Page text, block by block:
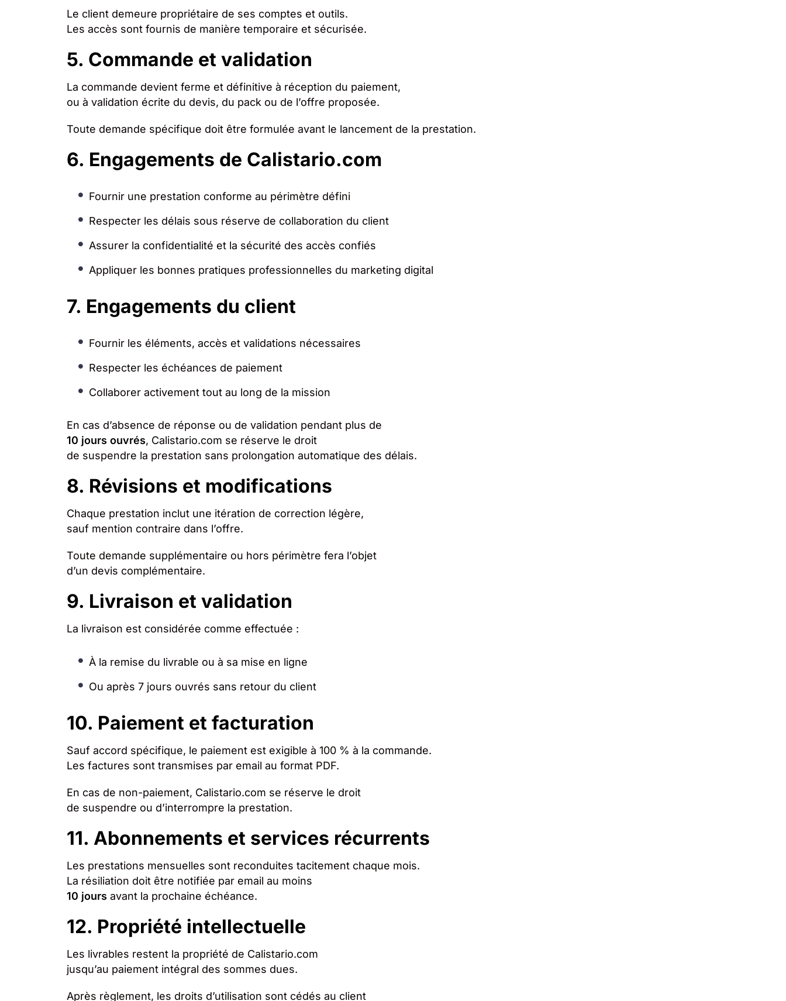
Le client demeure propriétaire de ses comptes et outils.
Les accès sont fournis de manière temporaire et sécurisée.
5. Commande et validation
La commande devient ferme et définitive à réception du paiement,
ou à validation écrite du devis, du pack ou de l’offre proposée.
Toute demande spécifique doit être formulée avant le lancement de la prestation.
6. Engagements de Calistario.com
Fournir une prestation conforme au périmètre défini
Respecter les délais sous réserve de collaboration du client
Assurer la confidentialité et la sécurité des accès confiés
Appliquer les bonnes pratiques professionnelles du marketing digital
7. Engagements du client
Fournir les éléments, accès et validations nécessaires
Respecter les échéances de paiement
Collaborer activement tout au long de la mission
En cas d’absence de réponse ou de validation pendant plus de
10 jours ouvrés, Calistario.com se réserve le droit
de suspendre la prestation sans prolongation automatique des délais.
8. Révisions et modifications
Chaque prestation inclut une itération de correction légère,
sauf mention contraire dans l’offre.
Toute demande supplémentaire ou hors périmètre fera l’objet
d’un devis complémentaire.
9. Livraison et validation
La livraison est considérée comme effectuée :
À la remise du livrable ou à sa mise en ligne
Ou après 7 jours ouvrés sans retour du client
10. Paiement et facturation
Sauf accord spécifique, le paiement est exigible à 100 % à la commande.
Les factures sont transmises par email au format PDF.
En cas de non-paiement, Calistario.com se réserve le droit
de suspendre ou d’interrompre la prestation.
11. Abonnements et services récurrents
Les prestations mensuelles sont reconduites tacitement chaque mois.
La résiliation doit être notifiée par email au moins
10 jours avant la prochaine échéance.
12. Propriété intellectuelle
Les livrables restent la propriété de Calistario.com
jusqu’au paiement intégral des sommes dues.
Après règlement, les droits d’utilisation sont cédés au client